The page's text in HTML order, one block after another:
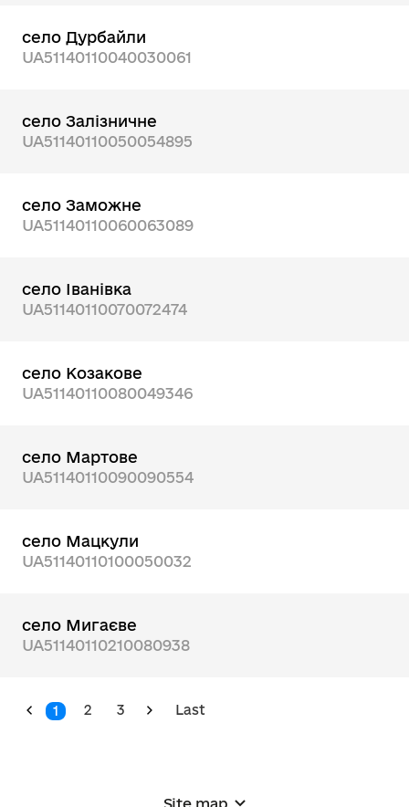
село Дурбайли
UA51140110040030061
село Залізничне
UA51140110050054895
село Заможне
UA51140110060063089
село Іванівка
UA51140110070072474
село Козакове
UA51140110080049346
село Мартове
UA51140110090090554
село Мацкули
UA51140110100050032
село Мигаєве
UA51140110210080938
1 2 3 Last
Site map